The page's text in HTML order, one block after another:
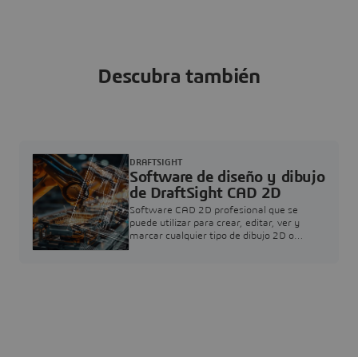
Descubra también
Software de diseño y dibujo
de DraftSight CAD 2D
Software CAD 2D profesional que se
puede utilizar para crear, editar, ver y
marcar cualquier tipo de dibujo 2D o
DRAFTSIGHT